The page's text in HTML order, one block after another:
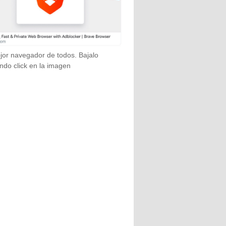
navegador de todos. Bajalo
click en la imagen